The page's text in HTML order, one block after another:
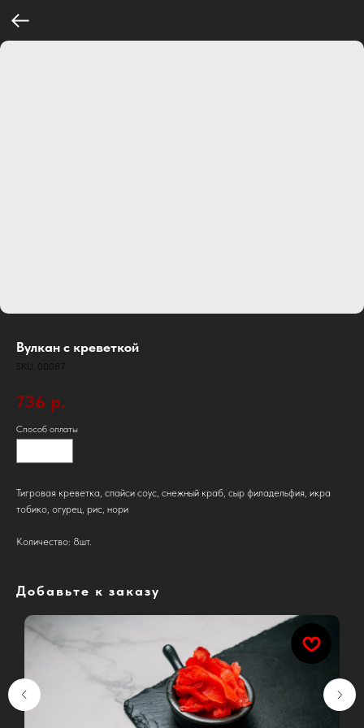
Вулкан с креветкой
SKU: 00087
736 р.
Способ оплаты
Тигровая креветка, спайси соус, снежный краб, сыр филадельфия, икра
тобико, огурец, рис, нори
Количество: 8шт.
Добавьте к заказу